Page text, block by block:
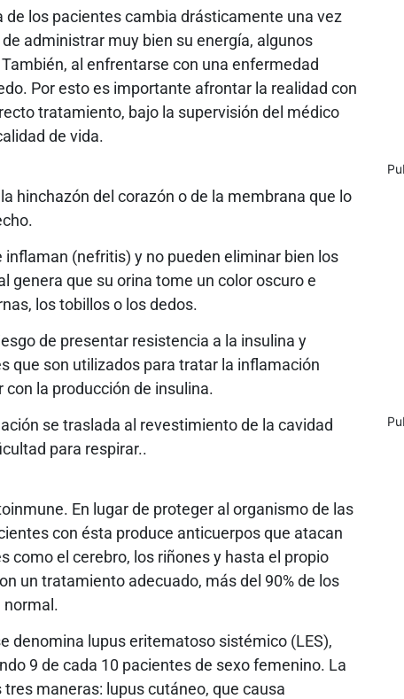
los pacientes cambia drásticamente una vez
administrar muy bien su energía, algunos
al enfrentarse con una enfermedad
Por esto es importante afrontar la realidad con
tratamiento, bajo la supervisión del médico
de vida.
hinchazón del corazón o de la membrana que lo
(nefritis) y no pueden eliminar bien los
genera que su orina tome un color oscuro e
los tobillos o los dedos.
de presentar resistencia a la insulina y
que son utilizados para tratar la inflamación
la producción de insulina.
se traslada al revestimiento de la cavidad
para respirar..
En lugar de proteger al organismo de las
con ésta produce anticuerpos que atacan
como el cerebro, los riñones y hasta el propio
un tratamiento adecuado, más del 90% de los
normal.
denomina lupus eritematoso sistémico (LES),
9 de cada 10 pacientes de sexo femenino. La
maneras: lupus cutáneo, que causa